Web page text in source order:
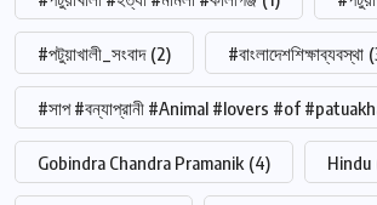
#পটুয়াখালী_সংবাদ (2) #বাংলাদেশশিক্ষাব্যবস্থা
#সাপ #বন্যাপ্রানী #Animal #lovers #of
Gobindra Chandra Pramanik (4) Hindu